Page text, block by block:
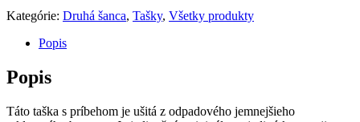
Kategórie: Druhá šanca, Tašky, Všetky produkty
Popis
Popis
Táto taška s príbehom je ušitá z odpadového jemnejšieho